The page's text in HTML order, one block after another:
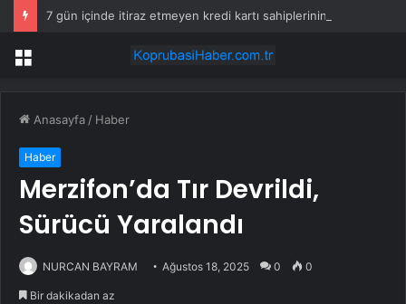
Menü
Anasayfa / Haber
Haber
Merzifon’da Tır Devrildi,
Sürücü Yaralandı
NURCAN BAYRAM Ağustos 18, 2025 0 0
Bir dakikadan az